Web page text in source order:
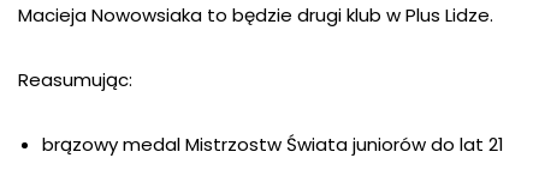
Macieja Nowowsiaka to będzie drugi klub w Plus Lidze.
Reasumując:
brązowy medal Mistrzostw Świata juniorów do lat 21